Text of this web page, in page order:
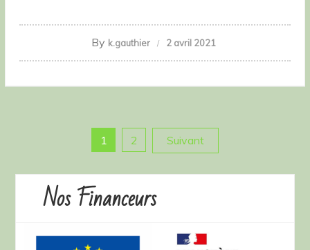
By k.gauthier 2 avril 2021
Pagination
des
publications
1 2 Suivant
Nos Financeurs